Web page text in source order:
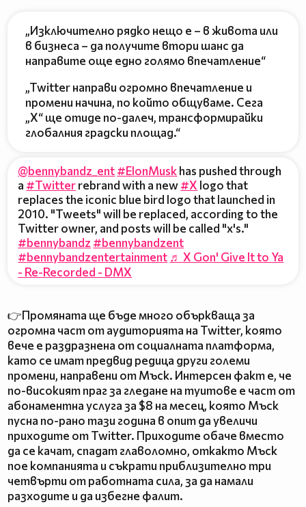
„Изключително рядко нещо е – в живота или
в бизнеса – да получите втори шанс да
направите още едно голямо впечатление“
„Twitter направи огромно впечатление и
промени начина, по който общуваме. Сега
„X“ ще отиде по-далеч, трансформирайки
глобалния градски площад.“
@bennybandz_ent#ElonMuskhas pushed through
a #Twitterrebrand with a new#X logo that
replaces the iconic blue bird logo that launched in
2010. "Tweets" will be replaced, according to the
Twitter owner, and posts will be called "x's."
#bennybandz #bennybandzent
#bennybandzentertainment ♬ X Gon' Give It to Ya
- Re-Recorded - DMX
👉Промяната ще бъде много объркваща за
огромна част от аудиторията на Twitter, която
вече е раздразнена от социалната платформа,
като се имат предвид редица други големи
промени, направени от Мъск. Интерсен факт е, че
по-високият праг за гледане на туитове е част от
абонаментна услуга за $8 на месец, която Мъск
пусна по-рано тази година в опит да увеличи
приходите от Twitter. Приходите обаче вместо
да се качат, спадат главоломно, откакто Мъск
пое компанията и съкрати приблизително три
четвърти от работната сила, за да намали
разходите и да избегне фалит.